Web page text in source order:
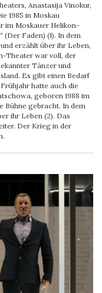
Anastasija Vinokur,
1985 in Moskau
im Moskauer Helikon-
(Der Faden) (1). In dem
erzählt über ihr Leben,
Theater war voll, der
Tänzer und
Es gibt einen Bedarf
hatte auch die
geboren 1988 im
Bühne gebracht. In dem
ihr Leben (2). Das
Der Krieg in der